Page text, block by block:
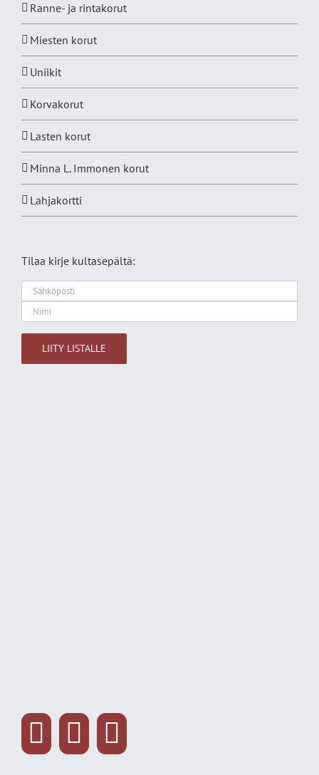
Ranne- ja rintakorut
Miesten korut
Uniikit
Korvakorut
Lasten korut
Minna L. Immonen korut
Lahjakortti
Tilaa kirje kultasepältä: